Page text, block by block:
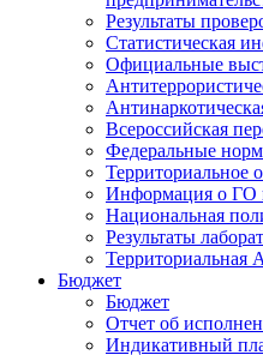
Результаты
Статистическая
Официальные
Всероссийская
Федеральные
Территориальное
Информация о ГО
Национальная
Результаты
Территориальная
Бюджет
Бюджет
Отчет об
Индикативный